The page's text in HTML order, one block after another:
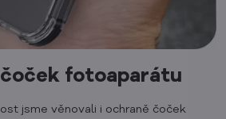
fotoaparátu
jsme věnovali i ochraně čoček